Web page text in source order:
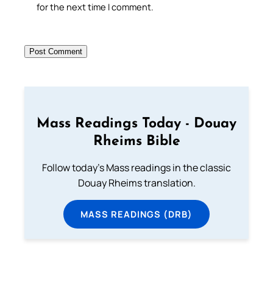
for the next time I comment.
Mass Readings Today - Douay
Rheims Bible
Follow today's Mass readings in the classic
Douay Rheims translation.
MASS READINGS (DRB)